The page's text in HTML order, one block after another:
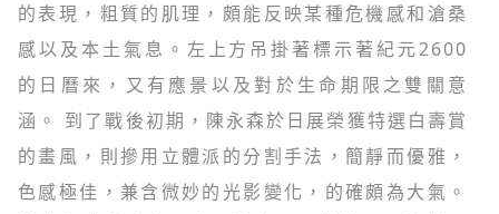
的表現，粗質的肌理，頗能反映某種危機感和滄桑
感以及本土氣息。左上方吊掛著標示著紀元2600
的日曆來，又有應景以及對於生命期限之雙關意
涵。 到了戰後初期，陳永森於日展榮獲特選白壽賞
的畫風，則摻用立體派的分割手法，簡靜而優雅，
色感極佳，兼含微妙的光影變化，的確頗為大氣。